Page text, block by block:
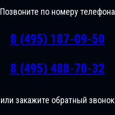
Позвоните по номеру телефона
8 (495) 187-09-50
8 (495) 488-70-32
или закажите обратный звонок